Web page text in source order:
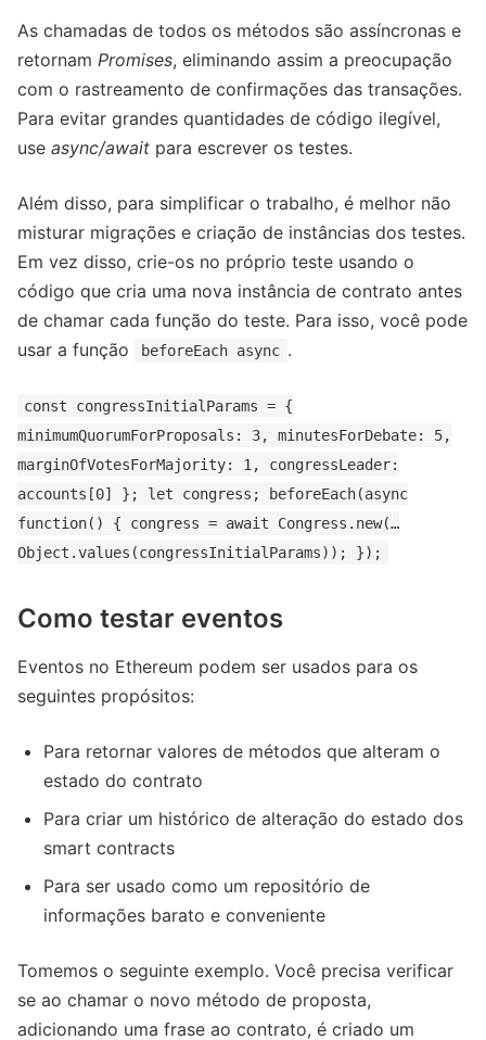
As chamadas de todos os métodos são assíncronas e
retornam Promises, eliminando assim a preocupação
com o rastreamento de confirmações das transações.
Para evitar grandes quantidades de código ilegível,
use async/await para escrever os testes.
Além disso, para simplificar o trabalho, é melhor não
misturar migrações e criação de instâncias dos testes.
Em vez disso, crie-os no próprio teste usando o
código que cria uma nova instância de contrato antes
de chamar cada função do teste. Para isso, você pode
usar a função
beforeEach async .
const congressInitialParams = {
minimumQuorumForProposals: 3, minutesForDebate: 5,
marginOfVotesForMajority: 1, congressLeader:
accounts[0] }; let congress; beforeEach(async
function() { congress = await Congress.new(…
Object.values(congressInitialParams)); });
Como testar eventos
Eventos no Ethereum podem ser usados ​​para os
seguintes propósitos:
Para retornar valores de métodos que alteram o
estado do contrato
Para criar um histórico de alteração do estado dos
smart contracts
Para ser usado como um repositório de
informações barato e conveniente
Tomemos o seguinte exemplo. Você precisa verificar
se ao chamar o novo método de proposta,
adicionando uma frase ao contrato, é criado um